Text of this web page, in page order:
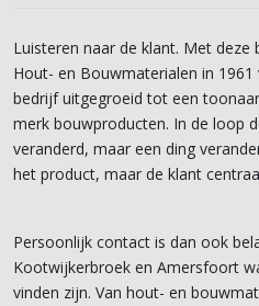
Luisteren naar de klant. Met
Hout- en Bouwmaterialen in
bedrijf uitgegroeid tot een
merk bouwproducten. In de loop
veranderd, maar een ding
het product, maar de klant
Persoonlijk contact is dan ook
Kootwijkerbroek en Amersfoort
vinden zijn. Van hout- en